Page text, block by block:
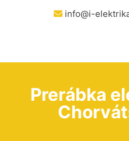
info@i-
Prerábka